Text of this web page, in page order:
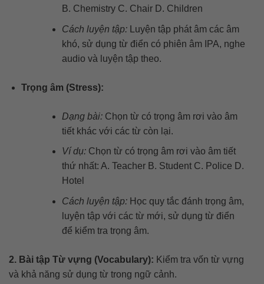
B. Chemistry C. Chair D. Children
Cách luyện tập:Luyện tập phát âm các âm
khó, sử dụng từ điển có phiên âm IPA, nghe
audio và luyện tập theo.
Trọng âm (Stress):
Dạng bài:Chọn từ có trọng âm rơi vào âm
tiết khác với các từ còn lại.
Ví dụ:Chọn từ có trọng âm rơi vào âm tiết
thứ nhất: A. Teacher B. Student C. Police D.
Hotel
Cách luyện tập:Học quy tắc đánh trọng âm,
luyện tập với các từ mới, sử dụng từ điển
để kiểm tra trọng âm.
2. Bài tập Từ vựng (Vocabulary): Kiểm tra vốn từ vựng
và khả năng sử dụng từ trong ngữ cảnh.